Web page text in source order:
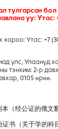
тулгарсан
уу: Утас:
Утас: +7
улс, Улаанүд
тэнхим: 2-р
0105 өрөө.
（经公证的俄文
证书（关于学的科